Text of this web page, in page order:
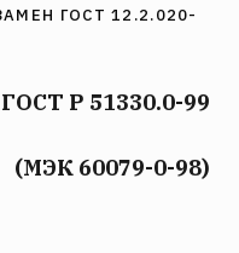
ГОСТ 12.2.020-
ГОСТ Р 51330.0-99
(МЭК 60079-0-98)